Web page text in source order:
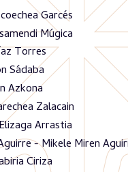
Garcés
Múgica
Torres
Sádaba
Azkona
Zalacain
Arrastia
- Mikele Miren
Ciriza